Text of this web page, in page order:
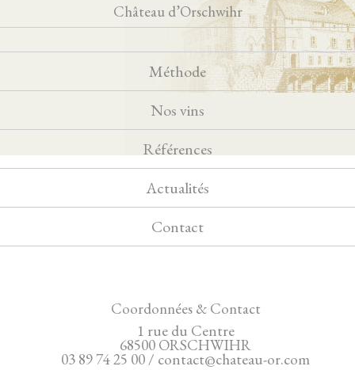
Château d’Orschwihr
Méthode
Nos vins
Références
Actualités
Contact
Coordonnées & Contact
1 rue du Centre
68500 ORSCHWIHR
03 89 74 25 00 / contact@chateau-or.com